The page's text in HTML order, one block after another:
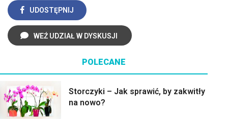
UDOSTĘPNIJ
WEŹ UDZIAŁ W DYSKUSJI
POLECANE
Storczyki – Jak sprawić, by zakwitły
na nowo?